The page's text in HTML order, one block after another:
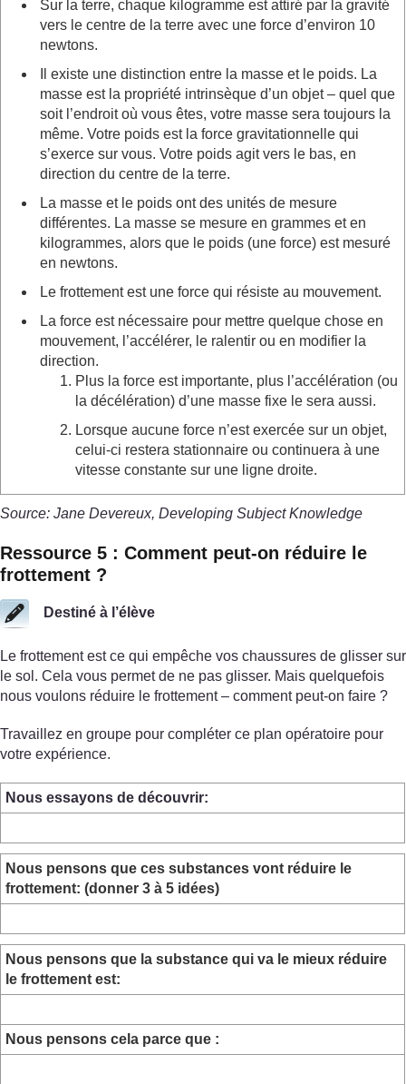
Sur la terre, chaque kilogramme est attiré par la gravité
vers le centre de la terre avec une force d’environ 10
newtons.
Il existe une distinction entre la masse et le poids. La
masse est la propriété intrinsèque d’un objet – quel que
soit l’endroit où vous êtes, votre masse sera toujours la
même. Votre poids est la force gravitationnelle qui
s’exerce sur vous. Votre poids agit vers le bas, en
direction du centre de la terre.
La masse et le poids ont des unités de mesure
différentes. La masse se mesure en grammes et en
kilogrammes, alors que le poids (une force) est mesuré
en newtons.
Le frottement est une force qui résiste au mouvement.
La force est nécessaire pour mettre quelque chose en
mouvement, l’accélérer, le ralentir ou en modifier la
direction.
Plus la force est importante, plus l’accélération (ou
la décélération) d’une masse fixe le sera aussi.
Lorsque aucune force n’est exercée sur un objet,
celui-ci restera stationnaire ou continuera à une
vitesse constante sur une ligne droite.
Source: Jane Devereux, Developing Subject Knowledge
Ressource 5 : Comment peut-on réduire le
frottement ?
Destiné à l’élève
Le frottement est ce qui empêche vos chaussures de glisser sur
le sol. Cela vous permet de ne pas glisser. Mais quelquefois
nous voulons réduire le frottement – comment peut-on faire ?
Travaillez en groupe pour compléter ce plan opératoire pour
votre expérience.
Nous essayons de découvrir:
Nous pensons que ces substances vont réduire le
frottement: (donner 3 à 5 idées)
Nous pensons que la substance qui va le mieux réduire
le frottement est:
Nous pensons cela parce que :